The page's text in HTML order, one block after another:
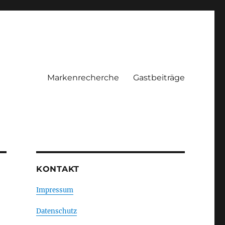
Markenrecherche Gastbeiträge
KONTAKT
Impressum
Datenschutz